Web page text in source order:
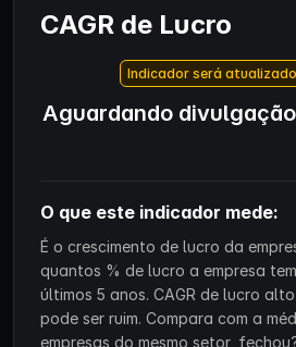
CAGR de Lucro
Indicador será
Aguardando
O que este indicador mede:
É o crescimento de lucro da
quantos % de lucro a empresa
últimos 5 anos. CAGR de lucro
pode ser ruim. Compara com a
empresas do mesmo setor,